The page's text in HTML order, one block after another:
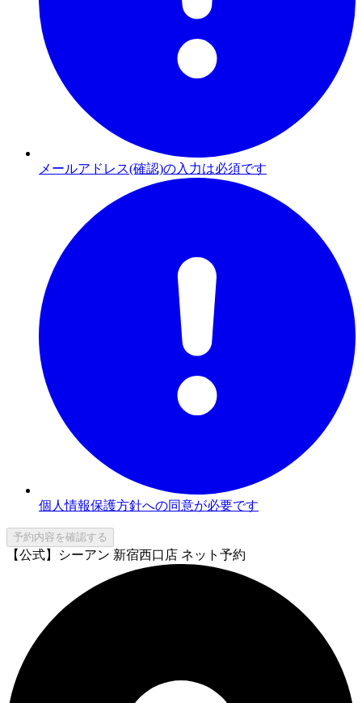
メールアドレス(確認)の入力は必須です
個人情報保護方針への同意が必要です
予約内容を確認する
【公式】シーアン 新宿西口店 ネット予約